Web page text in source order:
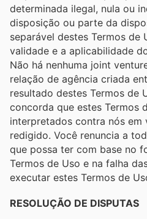
determinada ilegal, nula ou
disposição ou parte da
separável destes Termos de
validade e a aplicabilidade
Não há nenhuma joint
relação de agência criada
resultado destes Termos de
concorda que estes Termos
interpretados contra nós
redigido. Você renuncia a
que possa ter com base no
Termos de Uso e na falha
executar estes Termos de
RESOLUÇÃO DE DISPUTAS